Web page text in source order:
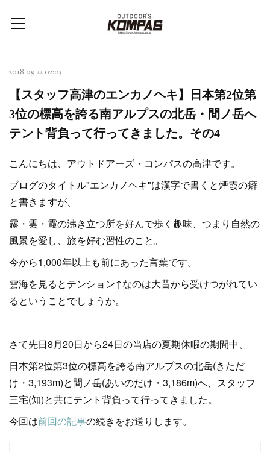
2018.09.22 02:05
【スタッフ高津のエンカノヘキ】日本第2位第
3位の標高を誇る南アルプスの北岳・間ノ岳へ
テント背負って行ってきました。その4
こんにちは、アウトドアーズ・コンパスの高津です。
ブログのタイトル"エンカノヘキ"は漢字で書くと煙霞の癖
と書きますが、
霧・雲・霞の沸き立つ所を好んで歩く趣味、つまり自然の
風景を愛し、旅を好む習性のこと。
今から1,000年以上も前にあった言葉です。
雲海を見るとテンション↑なのは大昔から受けつがれてい
るということでしょうか。
さて先日8月20日から24日の当店の夏期休暇の期間中、
日本第2位第3位の標高を誇る南アルプスの北岳(きただ
け・3,193m)と間ノ岳(あいのだけ・3,186m)へ、スタッフ
三宅(知)と共にテント背負って行ってきました。
今回は前回の記事の続きをお送りします。